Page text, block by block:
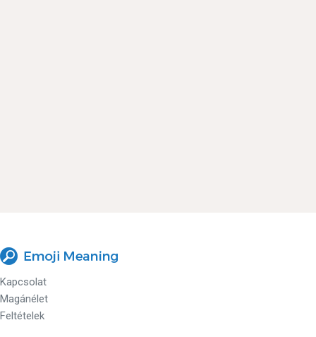
Kapcsolat
Magánélet
Feltételek